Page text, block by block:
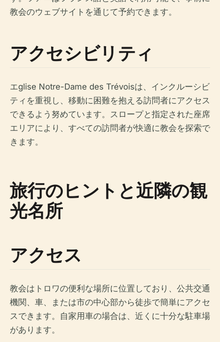
教会のウェブサイトを通じて予約できます。
アクセシビリティ
エglise Notre-Dame des Trévoisは、インクルーシビ
ティを重視し、移動に困難を抱える訪問者にアクセス
できるよう努めています。スロープと指定された座席
エリアにより、すべての訪問者が快適に教会を探索で
きます。
旅行のヒントと近隣の観
光名所
アクセス
教会はトロワの便利な場所に位置しており、公共交通
機関、車、または市の中心部から徒歩で簡単にアクセ
スできます。自家用車の場合は、近くに十分な駐車場
があります。